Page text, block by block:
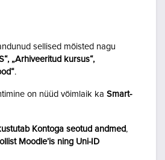
sellised mõisted nagu
„Arhiveeritud kursus“,
.
on nüüd võimlaik ka Smart-
Kontoga seotud andmed,
Moodle’is ning Uni-ID